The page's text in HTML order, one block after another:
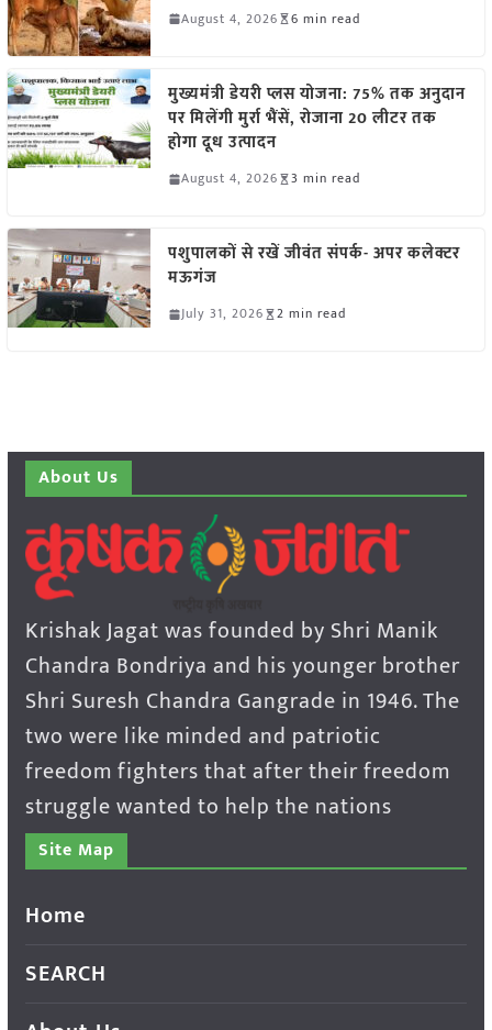
August 4, 2026 6 min read
मुख्यमंत्री डेयरी प्लस योजना: 75% तक अनुदान
पर मिलेंगी मुर्रा भैंसें, रोजाना 20 लीटर तक
होगा दूध उत्पादन
August 4, 2026 3 min read
पशुपालकों से रखें जीवंत संपर्क- अपर कलेक्टर
मऊगंज
July 31, 2026 2 min read
About Us
Krishak Jagat was founded by Shri Manik
Chandra Bondriya and his younger brother
Shri Suresh Chandra Gangrade in 1946. The
two were like minded and patriotic
freedom fighters that after their freedom
struggle wanted to help the nations
Site Map
Home
SEARCH